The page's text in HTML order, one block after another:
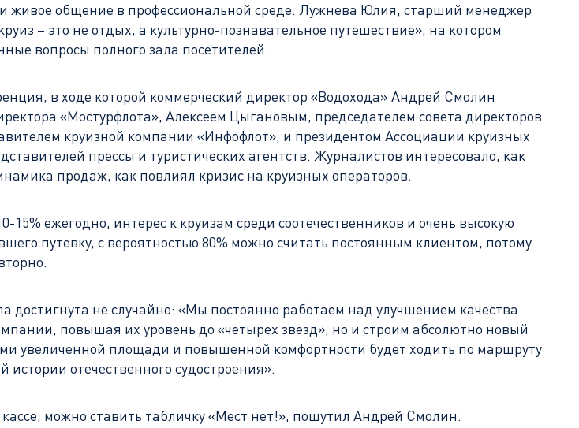
живое общение в профессиональной среде. Лужнева Юлия, старший менеджер
– это не отдых, а культурно-познавательное путешествие», на котором
вопросы полного зала посетителей.
в ходе которой коммерческий директор «Водохода» Андрей Смолин
«Мостурфлота», Алексеем Цыгановым, председателем совета директоров
круизной компании «Инфофлот», и президентом Ассоциации круизных
прессы и туристических агентств. Журналистов интересовало, как
продаж, как повлиял кризис на круизных операторов.
ежегодно, интерес к круизам среди соотечественников и очень высокую
путевку, с вероятностью 80% можно считать постоянным клиентом, потому
не случайно: «Мы постоянно работаем над улучшением качества
повышая их уровень до «четырех звезд», но и строим абсолютно новый
увеличенной площади и повышенной комфортности будет ходить по маршруту
отечественного судостроения».
кассе, можно ставить табличку «Мест нет!», пошутил Андрей Смолин.